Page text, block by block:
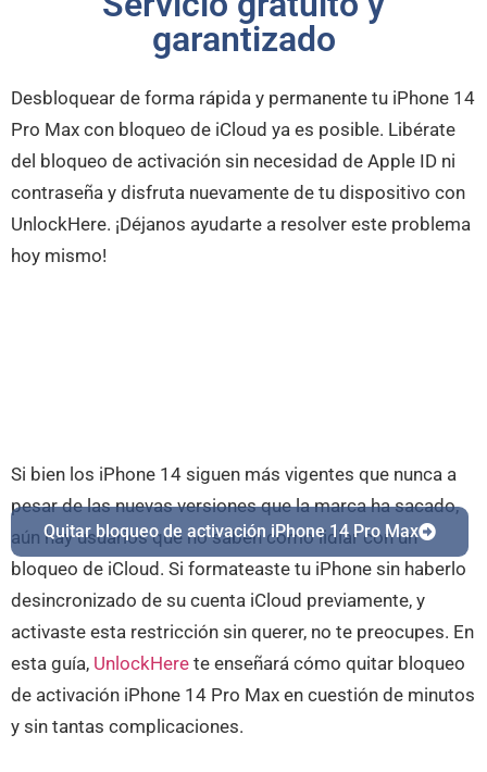
garantizado
Desbloquear de forma rápida y permanente tu iPhone 14
Pro Max con bloqueo de iCloud ya es posible. Libérate
del bloqueo de activación sin necesidad de Apple ID ni
contraseña y disfruta nuevamente de tu dispositivo con
UnlockHere. ¡Déjanos ayudarte a resolver este problema
hoy mismo!
Quitar bloqueo de activación iPhone 14 Pro Max
Si bien los iPhone 14 siguen más vigentes que nunca a
pesar de las nuevas versiones que la marca ha sacado,
aún hay usuarios que no saben cómo lidiar con un
bloqueo de iCloud. Si formateaste tu iPhone sin haberlo
desincronizado de su cuenta iCloud previamente, y
activaste esta restricción sin querer, no te preocupes. En
esta guía, UnlockHere te enseñará cómo quitar bloqueo
de activación iPhone 14 Pro Max en cuestión de minutos
y sin tantas complicaciones.